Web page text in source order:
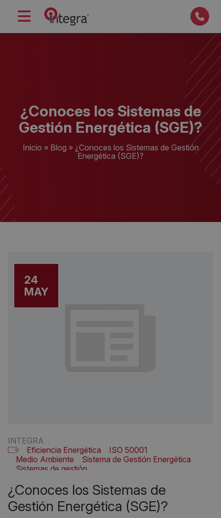
¿Conoces los Sistemas de
Gestión Energética (SGE)?
Inicio » Blog » ¿Conoces los Sistemas de Gestión
Energética (SGE)?
24
MAY
INTEGRA
Eficiencia Energética
ISO 50001
Medio Ambiente
Sistema de Gestión Energética
Sistemas de gestión
¿Conoces los Sistemas de
Gestión Energética (SGE)?